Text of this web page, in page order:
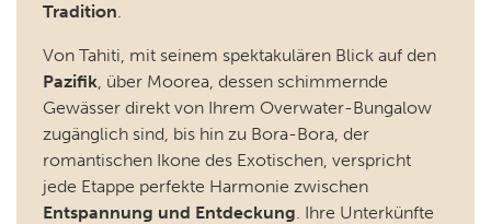
Tradition.
Von Tahiti, mit seinem spektakulären Blick auf den
Pazifik, über Moorea, dessen schimmernde
Gewässer direkt von Ihrem Overwater-Bungalow
zugänglich sind, bis hin zu Bora-Bora, der
romantischen Ikone des Exotischen, verspricht
jede Etappe perfekte Harmonie zwischen
Entspannung und Entdeckung. Ihre Unterkünfte